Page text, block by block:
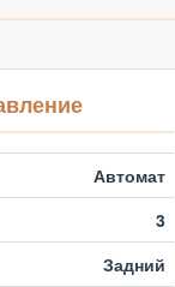
Автомат
3
Задний